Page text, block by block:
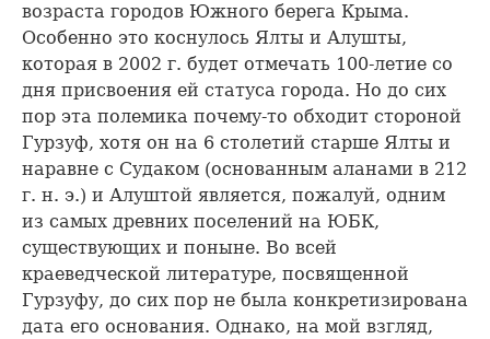
возраста городов Южного берега Крыма.
Особенно это коснулось Ялты и Алушты,
которая в 2002 г. будет отмечать 100-летие со
дня присвоения ей статуса города. Но до сих
пор эта полемика почему-то обходит стороной
Гурзуф, хотя он на 6 столетий старше Ялты и
наравне с Судаком (основанным аланами в 212
г. н. э.) и Алуштой является, пожалуй, одним
из самых древних поселений на ЮБК,
существующих и поныне. Во всей
краеведческой литературе, посвященной
Гурзуфу, до сих пор не была конкретизирована
дата его основания. Однако, на мой взгляд,